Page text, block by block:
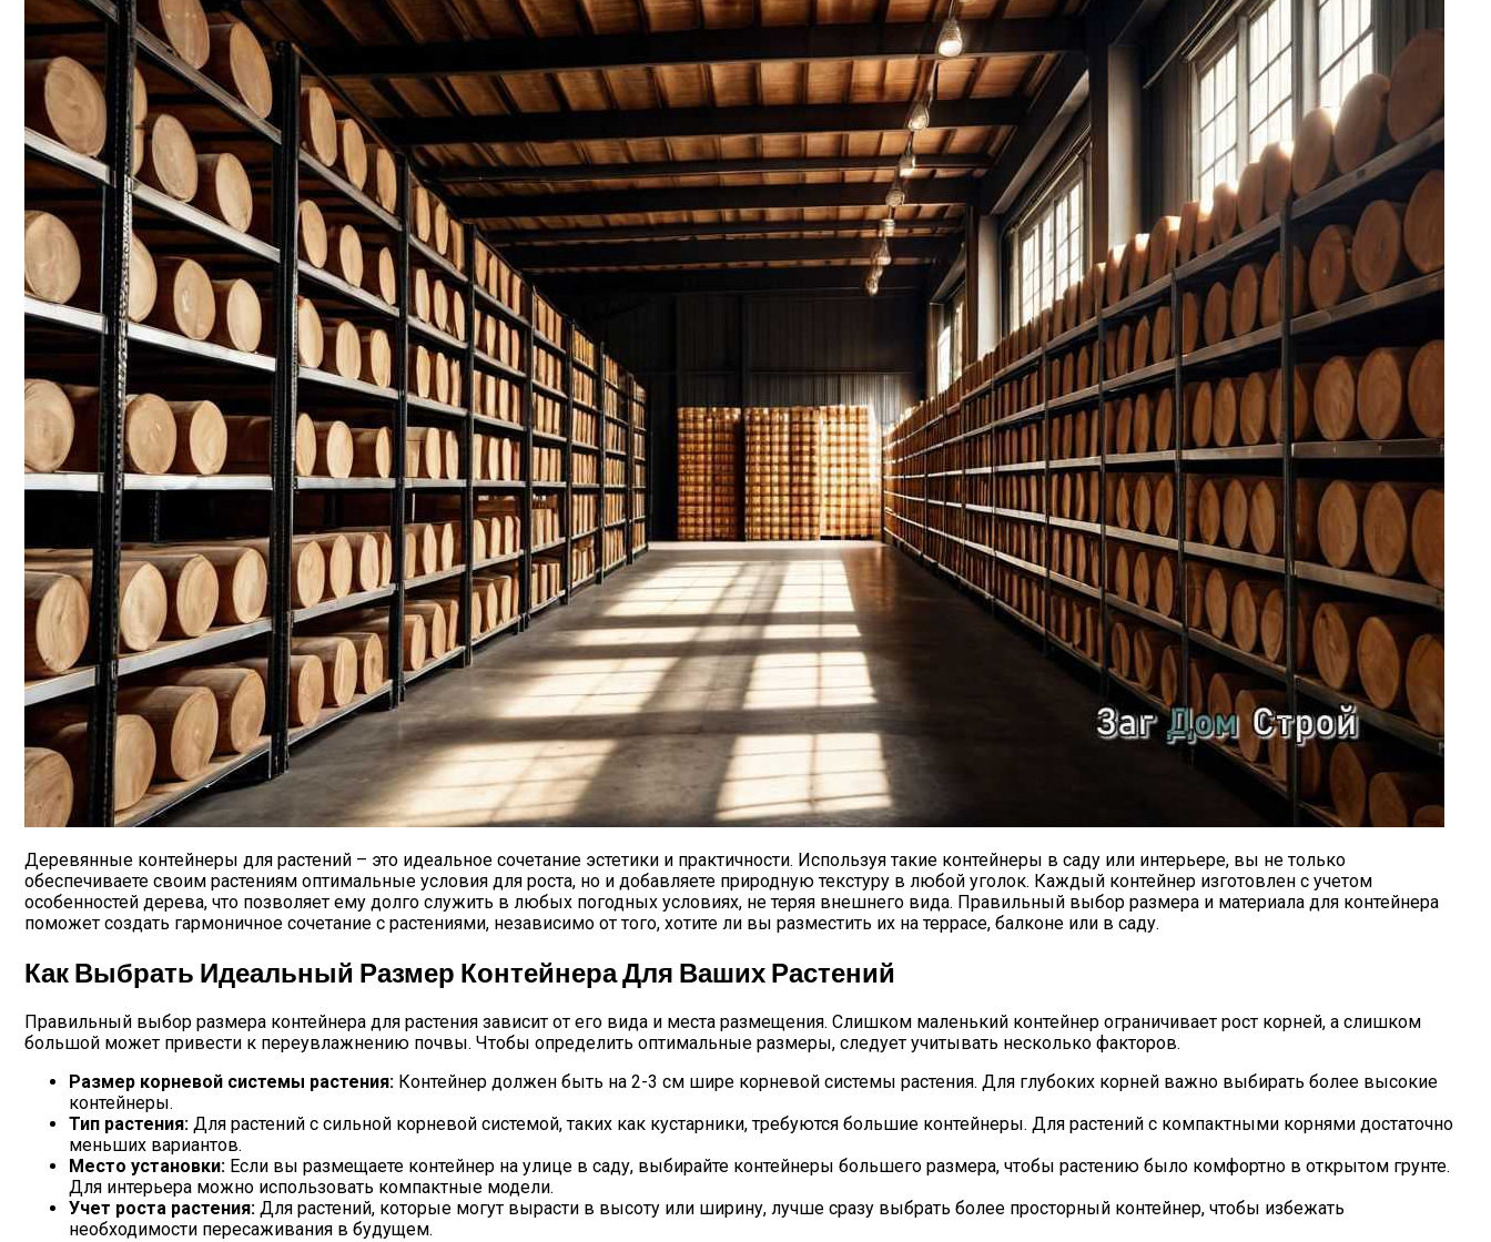
Деревянные Беседки С Лавками И Столами Для Вашего Сада
Деревянные Рамки Для Фото И Картин В Различных Стилях
Народные Средства От Бессонницы
Полезно Ли Спать Днем?
Простая И Вкусная Рыбная Запеканка: Рецепт Для Всей Семьи
Домашние Рогалики «Баунти»: Бюджетный Десерт К Чаю
Деревянные контейнеры для растений – это идеальное сочетание эстетики и практичности. Используя такие контейнеры в саду или интерьере, вы не только
обеспечиваете своим растениям оптимальные условия для роста, но и добавляете природную текстуру в любой уголок. Каждый контейнер изготовлен с учетом
особенностей дерева, что позволяет ему долго служить в любых погодных условиях, не теряя внешнего вида. Правильный выбор размера и материала для контейнера
поможет создать гармоничное сочетание с растениями, независимо от того, хотите ли вы разместить их на террасе, балконе или в саду.
Как Выбрать Идеальный Размер Контейнера Для Ваших Растений
Правильный выбор размера контейнера для растения зависит от его вида и места размещения. Слишком маленький контейнер ограничивает рост корней, а слишком
большой может привести к переувлажнению почвы. Чтобы определить оптимальные размеры, следует учитывать несколько факторов.
Размер корневой системы растения: Контейнер должен быть на 2-3 см шире корневой системы растения. Для глубоких корней важно выбирать более высокие
контейнеры.
Тип растения: Для растений с сильной корневой системой, таких как кустарники, требуются большие контейнеры. Для растений с компактными корнями достаточно
меньших вариантов.
Место установки: Если вы размещаете контейнер на улице в саду, выбирайте контейнеры большего размера, чтобы растению было комфортно в открытом грунте.
Для интерьера можно использовать компактные модели.
Учет роста растения: Для растений, которые могут вырасти в высоту или ширину, лучше сразу выбрать более просторный контейнер, чтобы избежать
необходимости пересаживания в будущем.